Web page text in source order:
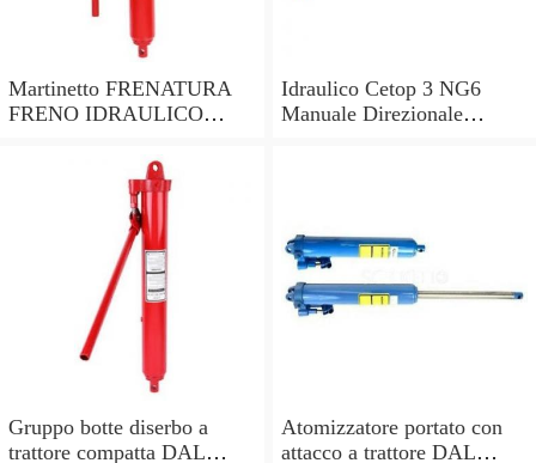
Martinetto FRENATURA
FRENO IDRAULICO
lunghezza pistone 285mm
Idraulico Cetop 3 NG6
Manuale Direzionale
Gruppo botte diserbo a
trattore compatta DAL
Atomizzatore portato con
attacco a trattore DAL